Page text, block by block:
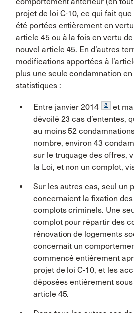
projet de loi C-10, ce qui fait
été portées entièrement en vertu
article 45 ou à la fois en vertu de
nouvel article 45. En d’autres
modifications apportées à
plus une seule condamnation
statistiques :
Entre janvier 2014 3
et
dévoilé 23 cas d’ententes,
au moins 52
nombre, environ 43
sur le truquage des offres,
la Loi, et non un complot,
Sur les autres cas, seul un
concernaient la fixation des
complots criminels. Une
complot pour répartir des
rénovation de logements
concernait un
commencé entièrement
projet de loi C-10, et les
déposées entièrement
article 45.